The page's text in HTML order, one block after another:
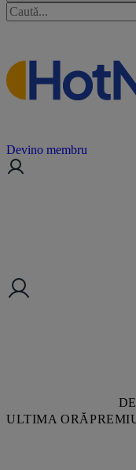
Devino membru
ULTIMA ORĂ